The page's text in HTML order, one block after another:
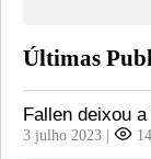
Últimas
Fallen deixou
3 julho 2023 |